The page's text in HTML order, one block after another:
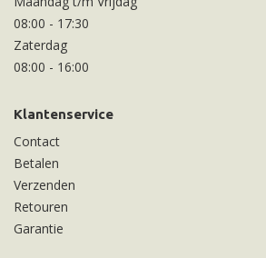
08:00 - 17:30
Zaterdag
08:00 - 16:00
Klantenservice
Contact
Betalen
Verzenden
Retouren
Garantie